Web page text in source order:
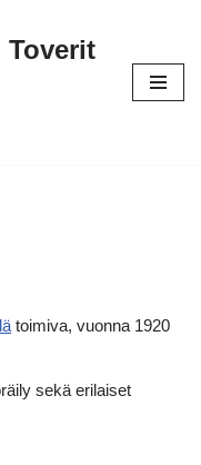
Toverit
toimiva, vuonna 1920
sekä erilaiset